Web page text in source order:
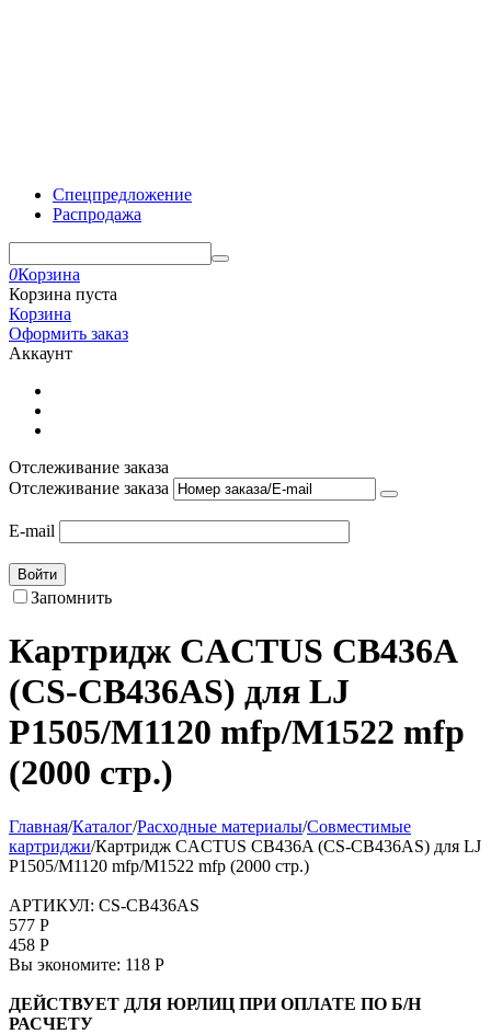
Спецпредложение
Распродажа
0Корзина
Корзина пуста
Корзина
Оформить заказ
Аккаунт
Отслеживание заказа
Отслеживание заказа
E-mail
Войти
Запомнить
Картридж CACTUS CB436A
(CS-CB436AS) для LJ
P1505/M1120 mfp/M1522 mfp
(2000 стр.)
Главная/Каталог/Расходные материалы/Совместимые
картриджи/Картридж CACTUS CB436A (CS-CB436AS) для LJ
P1505/M1120 mfp/M1522 mfp (2000 стр.)
АРТИКУЛ: CS-CB436AS
577 Р
458 Р
Вы экономите: 118 Р
ДЕЙСТВУЕТ ДЛЯ ЮРЛИЦ ПРИ ОПЛАТЕ ПО Б/Н
РАСЧЕТУ